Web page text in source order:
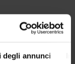
degli annunci